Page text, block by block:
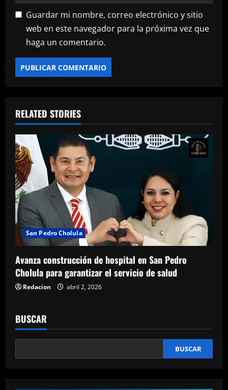
Guardar mi nombre, correo electrónico y sitio
web en este navegador para la próxima vez que
haga un comentario.
RELATED STORIES
San Pedro Cholula
Avanza construcción de hospital en San Pedro
Cholula para garantizar el servicio de salud
Redacion abril 2, 2026
BUSCAR
BUSCAR